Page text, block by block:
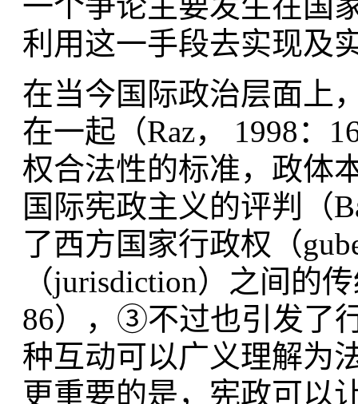
利用这一手段去实现及
在当今国际政治层面上
在一起（Raz， 1998：
权合法性的标准，政体
国际宪政主义的评判（
了西方国家行政权（
（jurisdiction）之间的
86），③不过也引发了
种互动可以广义理解为
更重要的是，宪政可以